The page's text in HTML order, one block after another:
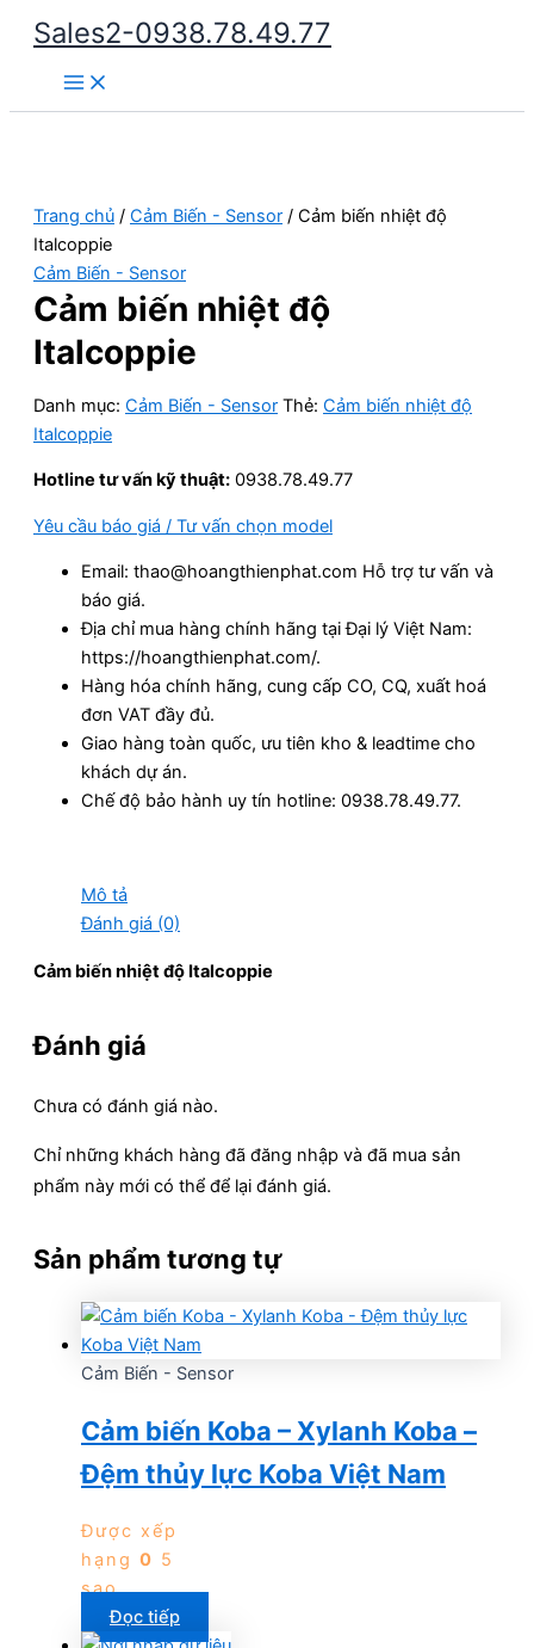
Nhảy
dung
Sales2-0938.78.49.77
Main
Menu
Trang chủ / Cảm Biến - Sensor / Cảm biến nhiệt độ
Italcoppie
Cảm Biến - Sensor
Cảm biến nhiệt độ
Italcoppie
Danh mục: Cảm Biến - Sensor Thẻ: Cảm biến nhiệt độ
Italcoppie
Hotline tư vấn kỹ thuật: 0938.78.49.77
Yêu cầu báo giá / Tư vấn chọn model
Email: thao@hoangthienphat.com Hỗ trợ tư vấn và
báo giá.
Địa chỉ mua hàng chính hãng tại Đại lý Việt Nam:
https://hoangthienphat.com/.
Hàng hóa chính hãng, cung cấp CO, CQ, xuất hoá
đơn VAT đầy đủ.
Giao hàng toàn quốc, ưu tiên kho & leadtime cho
khách dự án.
Chế độ bảo hành uy tín hotline: 0938.78.49.77.
Mô tả
Đánh giá (0)
Cảm biến nhiệt độ Italcoppie
Đánh giá
Chưa có đánh giá nào.
Chỉ những khách hàng đã đăng nhập và đã mua sản
phẩm này mới có thể để lại đánh giá.
Sản phẩm tương tự
Cảm Biến - Sensor
Cảm biến Koba – Xylanh Koba –
Đệm thủy lực Koba Việt Nam
Được xếp
hạng 0 5
sao
Đọc tiếp